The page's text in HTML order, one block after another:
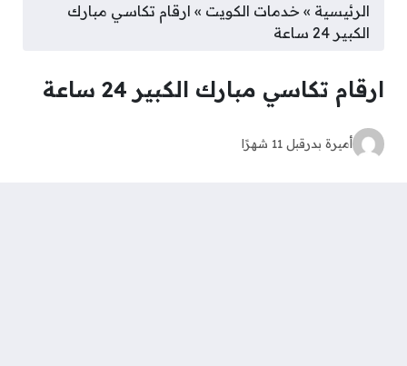
الرئيسية » خدمات الكويت » ارقام تكاسي مبارك
الكبير 24 ساعة
ارقام تكاسي مبارك الكبير 24 ساعة
أميرة بدرقبل 11 شهرًا